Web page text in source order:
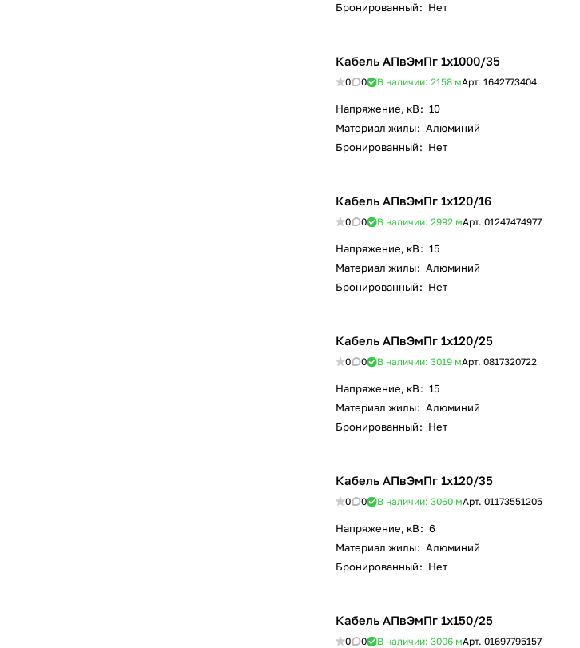
Бронированный: Нет
Кабель АПвЭмПг 1х1000/35
0 0 В наличии: 2158 мАрт. 1642773404
Напряжение, кВ: 10
Материал жилы: Алюминий
Бронированный: Нет
Кабель АПвЭмПг 1х120/16
0 0 В наличии: 2992 мАрт. 01247474977
Напряжение, кВ: 15
Материал жилы: Алюминий
Бронированный: Нет
Кабель АПвЭмПг 1х120/25
0 0 В наличии: 3019 мАрт. 0817320722
Напряжение, кВ: 15
Материал жилы: Алюминий
Бронированный: Нет
Кабель АПвЭмПг 1х120/35
0 0 В наличии: 3060 мАрт. 01173551205
Напряжение, кВ: 6
Материал жилы: Алюминий
Бронированный: Нет
Кабель АПвЭмПг 1х150/25
0 0 В наличии: 3006 мАрт. 01697795157